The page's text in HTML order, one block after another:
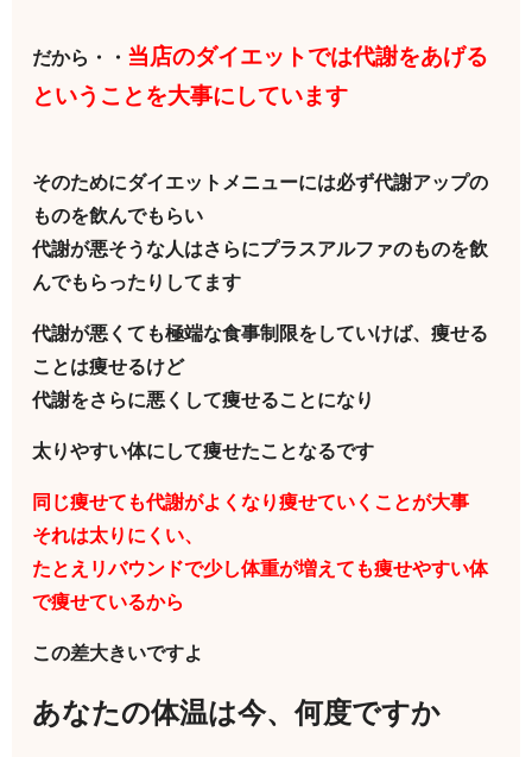
だから・・ 当店のダイエットでは代謝をあげる
ということを大事にしています
そのためにダイエットメニューには必ず代謝アップの
ものを飲んでもらい
代謝が悪そうな人はさらにプラスアルファのものを飲
んでもらったりしてます
代謝が悪くても極端な食事制限をしていけば、痩せる
ことは痩せるけど
代謝をさらに悪くして痩せることになり
太りやすい体にして痩せたことなるです
同じ痩せても代謝がよくなり痩せていくことが大事
それは太りにくい、
たとえリバウンドで少し体重が増えても痩せやすい体
で痩せているから
この差大きいですよ
あなたの体温は今、何度ですか